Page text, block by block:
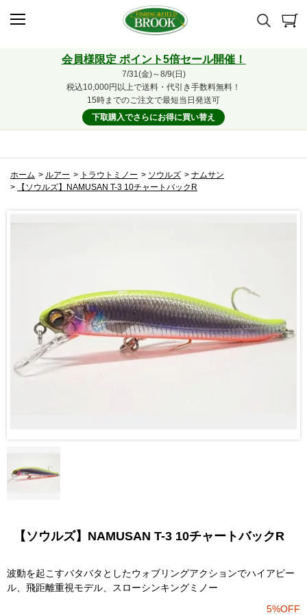
会員様限定 ポイント5倍セール開催！
7/31(金)～8/9(日)
税込10,000円以上で送料・代引き手数料無料！
15時までのご注文で最短当日発送可
下取購入でさらにお得に買い替え
ホーム > ルアー > トラウトミノー > ソウルズ > ナムサン
>
【ソウルズ】NAMUSAN T-3 10チャートバックR
【ソウルズ】NAMUSAN T-3 10チャートバックR
波動を起こすバタバタとしたウォブリングアクションでハイアピー
ル、飛距離重視モデル、スローシンキングミノー
5%OFF